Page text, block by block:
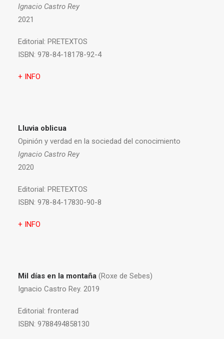
Ignacio Castro Rey
2021
Editorial: PRETEXTOS
ISBN: 978-84-18178-92-4
+ INFO
Lluvia oblicua
Opinión y verdad en la sociedad del conocimiento
Ignacio Castro Rey
2020
Editorial: PRETEXTOS
ISBN: 978-84-17830-90-8
+ INFO
Mil días en la montaña (Roxe de Sebes)
Ignacio Castro Rey. 2019
Editorial: fronterad
ISBN: 9788494858130